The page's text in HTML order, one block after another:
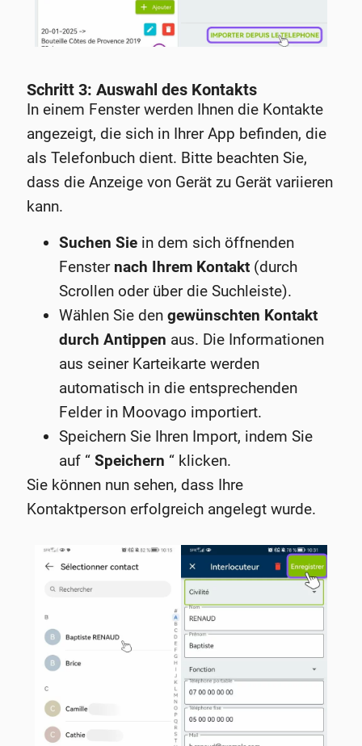
Schritt 3: Auswahl des Kontakts
In einem Fenster werden Ihnen die Kontakte
angezeigt, die sich in Ihrer App befinden, die
als Telefonbuch dient. Bitte beachten Sie,
dass die Anzeige von Gerät zu Gerät variieren
kann.
Suchen Sie in dem sich öffnenden
Fenster nach Ihrem Kontakt (durch
Scrollen oder über die Suchleiste).
Wählen Sie dengewünschten Kontakt
durch Antippen aus. Die Informationen
aus seiner Karteikarte werden
automatisch in die entsprechenden
Felder in Moovago importiert.
Speichern Sie Ihren Import, indem Sie
auf “Speichern “ klicken.
Sie können nun sehen, dass Ihre
Kontaktperson erfolgreich angelegt wurde.